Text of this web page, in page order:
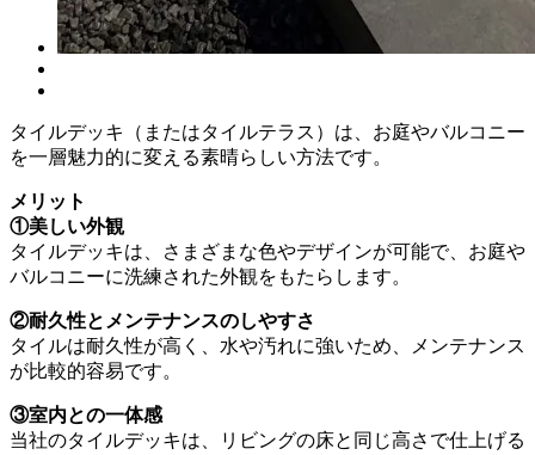
タイルデッキ（またはタイルテラス）は、お庭やバルコニー
を一層魅力的に変える素晴らしい方法です。
メリット
①美しい外観
タイルデッキは、さまざまな色やデザインが可能で、お庭や
バルコニーに洗練された外観をもたらします。
②耐久性とメンテナンスのしやすさ
タイルは耐久性が高く、水や汚れに強いため、メンテナンス
が比較的容易です。
③室内との一体感
当社のタイルデッキは、リビングの床と同じ高さで仕上げる